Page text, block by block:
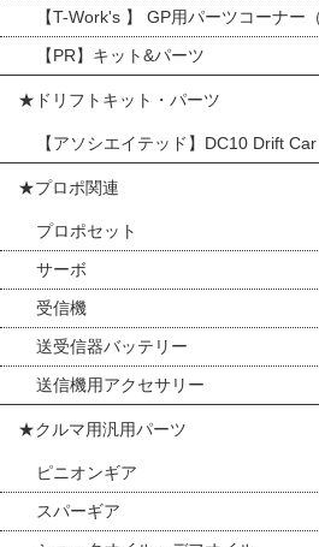
【T-Work's 】 GP用パーツコーナー
【PR】キット&パーツ
★ドリフトキット・パーツ
【アソシエイテッド】DC10 Drift
★プロポ関連
プロポセット
サーボ
受信機
送受信器バッテリー
送信機用アクセサリー
★クルマ用汎用パーツ
ピニオンギア
スパーギア